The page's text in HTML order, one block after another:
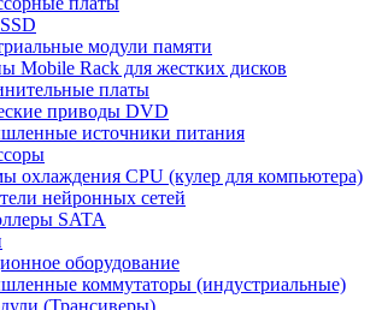
модули памяти
Mobile Rack для жестких дисков
платы
приводы DVD
источники питания
охлаждения CPU (кулер для компьютера)
нейронных сетей
SATA
оборудование
коммутаторы (индустриальные)
(Трансиверы)